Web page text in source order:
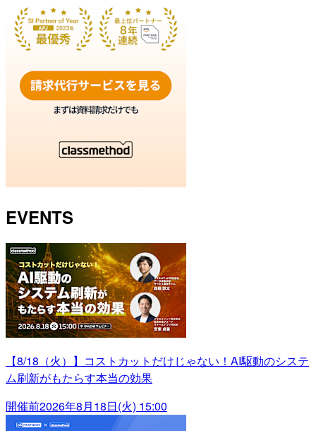
EVENTS
【8/18（火）】コストカットだけじゃない！AI駆動のシステ
ム刷新がもたらす本当の効果
開催前2026年8月18日(火) 15:00